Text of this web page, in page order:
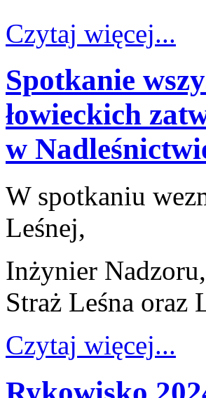
Czytaj więcej...
Spotkanie
łowieckich
w
W spotkaniu
Leśnej,
Inżynier Nadzoru,
Straż Leśna oraz
Czytaj więcej...